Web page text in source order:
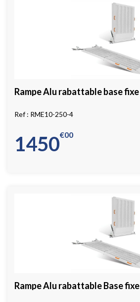
Rampe Alu rabattable base fixe
RME10-250-4
1450 00
€
Rampe Alu rabattable Base